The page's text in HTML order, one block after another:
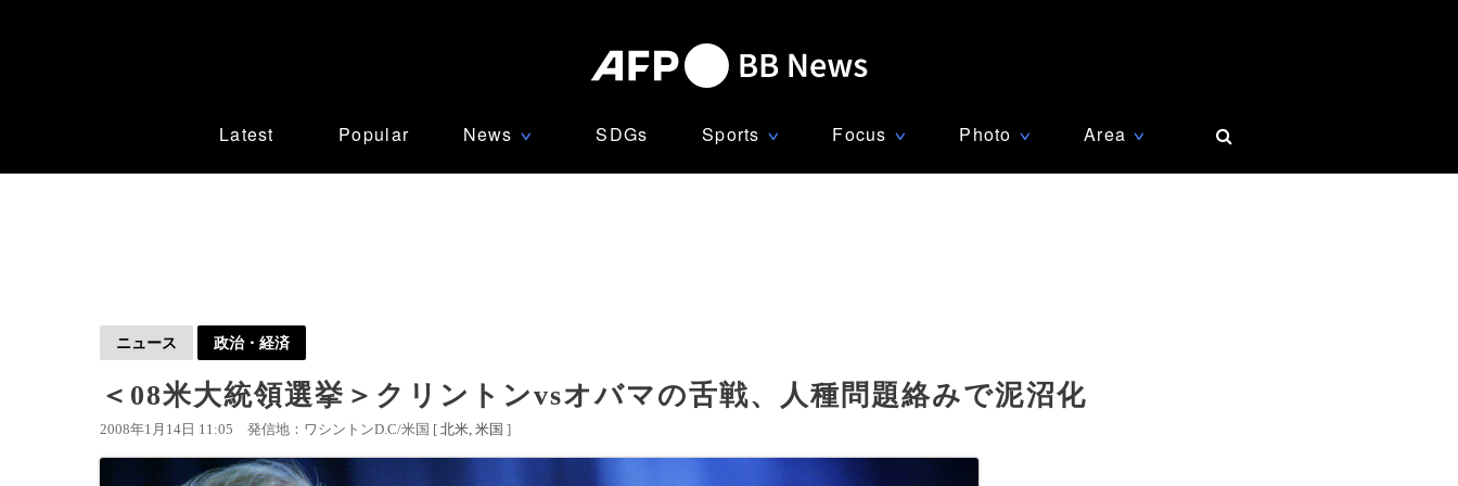
Latest Popular News ∨ SDGs Sports ∨ Focus ∨ Photo ∨ Area ∨
ニュース 政治・経済
＜08米大統領選挙＞クリントンvsオバマの舌戦、人種問題絡みで泥沼化
2008年1月14日 11:05 発信地：ワシントンD.C/米国 [ 北米 米国 ]